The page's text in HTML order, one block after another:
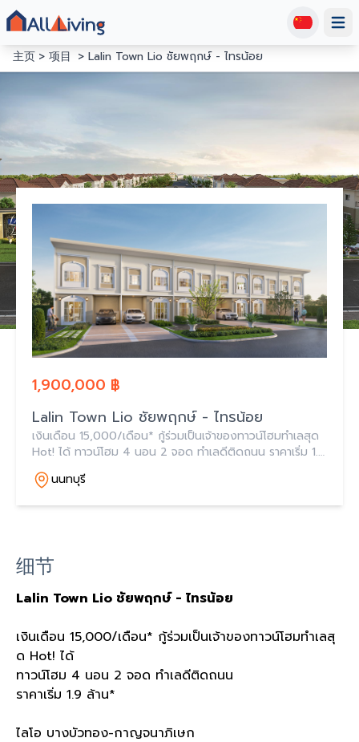
主页
项目 Lalin Town Lio ชัยพฤกษ์ - ไทรน้อย
1,900,000 ฿
Lalin Town Lio ชัยพฤกษ์ - ไทรน้อย
เงินเดือน 15,000/เดือน* กู้ร่วมเป็นเจ้าของทาวน์โฮมทำเลสุด
Hot! ได้ ทาวน์โฮม 4 นอน 2 จอด ทำเลดีติดถนน ราคาเริ่ม 1.9
ล้าน*
นนทบุรี
细节
Lalin Town Lio ชัยพฤกษ์- ไทรน้อย
เงินเดือน 15,000/เดือน* กู้ร่วมเป็นเจ้าของทาวน์โฮมทำเลสุ
ด Hot! ได้
ทาวน์โฮม 4 นอน 2 จอด ทำเลดีติดถนน
ราคาเริ่ม 1.9 ล้าน*
ไลโอ บางบัวทอง-กาญจนาภิเษก